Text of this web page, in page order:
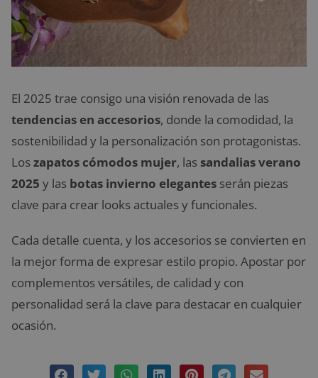
El 2025 trae consigo una visión renovada de las
tendencias en accesorios, donde la comodidad, la
sostenibilidad y la personalización son protagonistas.
Loszapatos cómodos mujer, las sandalias verano
2025 y las botas invierno elegantes serán piezas
clave para crear looks actuales y funcionales.
Cada detalle cuenta, y los accesorios se convierten en
la mejor forma de expresar estilo propio. Apostar por
complementos versátiles, de calidad y con
personalidad será la clave para destacar en cualquier
ocasión.